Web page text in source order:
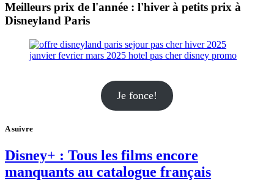
Meilleurs prix de l'année : l'hiver à petits prix à
Disneyland Paris
Je fonce!
A suivre
Disney+ : Tous les films encore
manquants au catalogue français